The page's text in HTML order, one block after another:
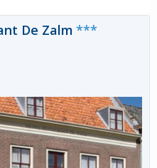
De Zalm ***